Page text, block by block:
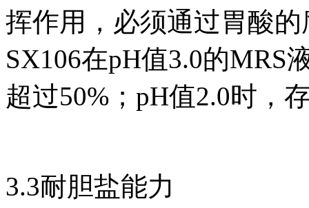
挥作用，必须通过胃酸
SX106在pH值3.0的MRS
超过50%；pH值2.0时，
3.3耐胆盐能力